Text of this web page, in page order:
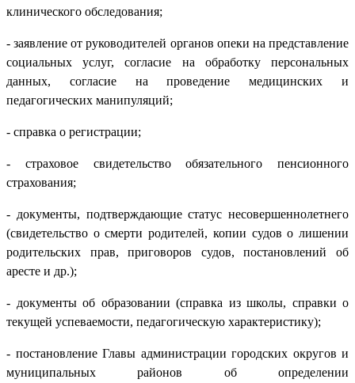
клинического обследования;
- заявление от руководителей органов опеки на представление
социальных услуг, согласие на обработку персональных
данных, согласие на проведение медицинских и
педагогических манипуляций;
- справка о регистрации;
- страховое свидетельство обязательного пенсионного
страхования;
- документы, подтверждающие статус несовершеннолетнего
(свидетельство о смерти родителей, копии судов о лишении
родительских прав, приговоров судов, постановлений об
аресте и др.);
- документы об образовании (справка из школы, справки о
текущей успеваемости, педагогическую характеристику);
- постановление Главы администрации городских округов и
муниципальных районов об определении